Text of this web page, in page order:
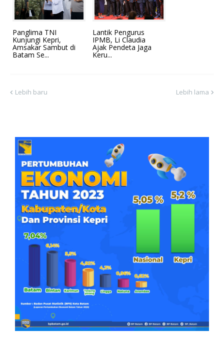
Panglima TNI
Kunjungi Kepri,
Amsakar Sambut di
Batam Se...
Lantik Pengurus
IPMB, Li Claudia
Ajak Pendeta Jaga
Keru...
Lebih baru Lebih lama